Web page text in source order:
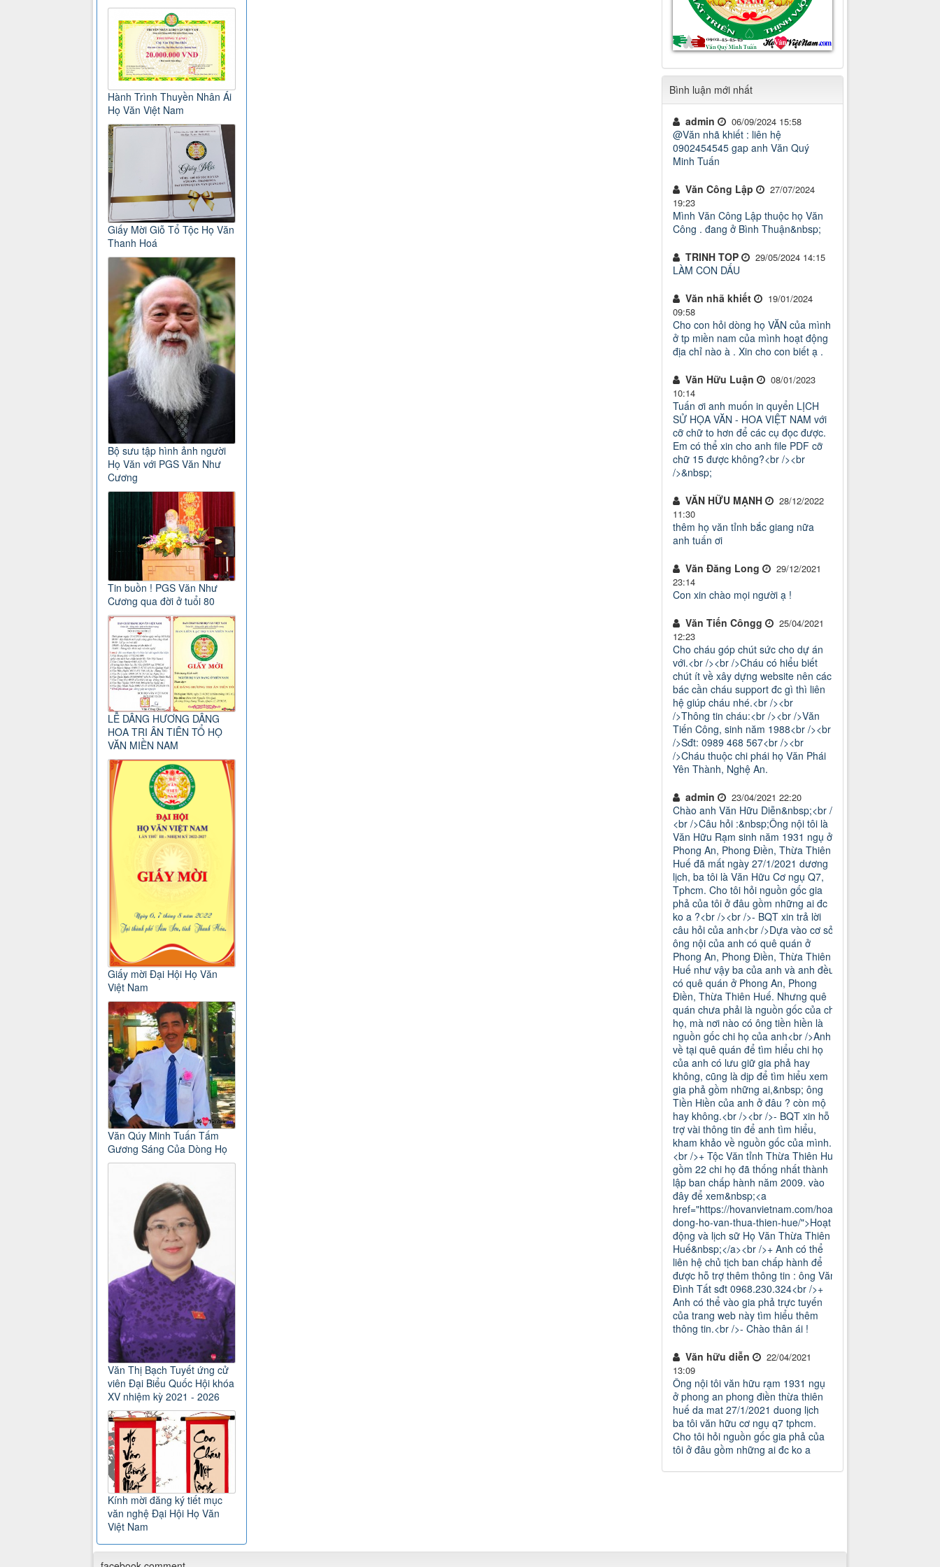
Bình luận mới nhất
admin 06/09/2024 15:58
@Văn nhã khiết : liên hệ
0902454545 gap anh Văn Quý
Minh Tuấn
Văn Công Lập
27/07/2024
19:23
Mình Văn Công Lập thuộc họ Văn
Công . đang ở Bình Thuận&nbsp;
TRINH TOP
29/05/2024 14:15
LÀM CON DẤU
Văn nhã khiết
19/01/2024
09:58
Cho con hỏi dòng họ VĂN của mình
ở tp miền nam của mình hoạt động
địa chỉ nào à . Xin cho con biết ạ .
Văn Hữu Luận
08/01/2023
10:14
Tuấn ơi anh muốn in quyển LỊCH
SỬ HỌA VĂN - HOA VIỆT NAM với
cỡ chữ to hơn để các cụ đọc được.
Em có thể xin cho anh file PDF cỡ
chữ 15 được không?<br /><br
/>&nbsp;
VĂN HỮU MẠNH
28/12/2022
11:30
thêm họ văn tỉnh bắc giang nữa
anh tuấn ơi
Văn Đăng Long
29/12/2021
23:14
Con xin chào mọi người ạ !
Văn Tiến Côngg
25/04/2021
12:23
Cho cháu góp chút sức cho dự án
với.<br /><br />Cháu có hiểu biết
chút ít về xây dựng website nên các
bác cần cháu support đc gì thì liên
hệ giúp cháu nhé.<br /><br
/>Thông tin cháu:<br /><br />Văn
Tiến Công, sinh năm 1988<br /><br
/>Sđt: 0989 468 567<br /><br
/>Cháu thuộc chi phái họ Văn Phái
Yên Thành, Nghệ An.
admin
23/04/2021 22:20
Chào anh Văn Hữu Diễn&nbsp;<br />
<br />Câu hỏi :&nbsp;Ông nội tôi là
Văn Hữu Rạm sinh năm 1931 ngụ ở
Phong An, Phong Điền, Thừa Thiên
Huế đã mất ngày 27/1/2021 dương
lịch, ba tôi là Văn Hữu Cơ ngụ Q7,
Tphcm. Cho tôi hỏi nguồn gốc gia
phả của tôi ở đâu gồm những ai đc
ko a ?<br /><br />- BQT xin trả lời
câu hỏi của anh<br />Dựa vào cơ sở
ông nội của anh có quê quán ở
Phong An, Phong Điền, Thừa Thiên
Huế như vậy ba của anh và anh đều
có quê quán ở Phong An, Phong
Điền, Thừa Thiên Huế. Nhưng quê
quán chưa phải là nguồn gốc của chi
họ, mà nơi nào có ông tiền hiền là
nguồn gốc chi họ của anh<br />Anh
về tại quê quán để tìm hiểu chi họ
của anh có lưu giữ gia phả hay
không, cũng là dịp để tìm hiểu xem
gia phả gồm những ai,&nbsp; ông
Tiền Hiền của anh ở đâu ? còn mộ
hay không.<br /><br />- BQT xin hỗ
trợ vài thông tin để anh tìm hiểu,
kham khảo về nguồn gốc của mình.
<br />+ Tộc Văn tỉnh Thừa Thiên Huế
gồm 22 chi họ đã thống nhất thành
lập ban chấp hành năm 2009. vào
đây để xem&nbsp;<a
href="https://hovanvietnam.com/hoat-
dong-ho-van-thua-thien-hue/">Hoạt
động và lịch sữ Họ Văn Thừa Thiên
Huế&nbsp;</a><br />+ Anh có thể
liên hệ chủ tịch ban chấp hành để
được hỗ trợ thêm thông tin : ông Văn
Đình Tất sđt 0968.230.324<br />+
Anh có thể vào gia phả trực tuyến
của trang web này tìm hiểu thêm
thông tin.<br />- Chào thân ái !
Văn hữu diễn
22/04/2021
13:09
Ông nội tôi văn hữu rạm 1931 ngụ
ở phong an phong điền thừa thiên
huế da mat 27/1/2021 duong lịch
ba tôi văn hữu cơ ngụ q7 tphcm.
Cho tôi hỏi nguồn gốc gia phả của
tôi ở đâu gồm những ai đc ko a
Hành Trình Thuyền Nhân Ái
Họ Văn Việt Nam
Giấy Mời Giỗ Tổ Tộc Họ Văn
Thanh Hoá
Bộ sưu tập hình ảnh người
Họ Văn với PGS Văn Như
Cương
Tin buồn ! PGS Văn Như
Cương qua đời ở tuổi 80
LỄ DÂNG HƯƠNG DÂNG
HOA TRI ÂN TIÊN TỔ HỌ
VĂN MIỀN NAM
Giấy mời Đại Hội Họ Văn
Việt Nam
Văn Qúy Minh Tuấn Tấm
Gương Sáng Của Dòng Họ
Văn Thị Bạch Tuyết ứng cử
viên Đại Biểu Quốc Hội khóa
XV nhiệm kỳ 2021 - 2026
Kính mời đăng ký tiết mục
văn nghệ Đại Hội Họ Văn
Việt Nam